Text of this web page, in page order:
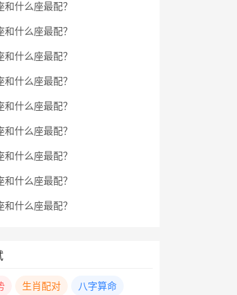
和什么座最配？
和什么座最配？
和什么座最配？
和什么座最配？
和什么座最配？
和什么座最配？
和什么座最配？
和什么座最配？
和什么座最配？
生肖配对 八字算命